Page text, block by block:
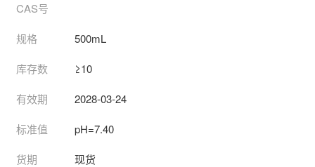
CAS号
规格 500mL
库存数 ≥10
有效期 2028-03-24
标准值 pH=7.40
货期 现货